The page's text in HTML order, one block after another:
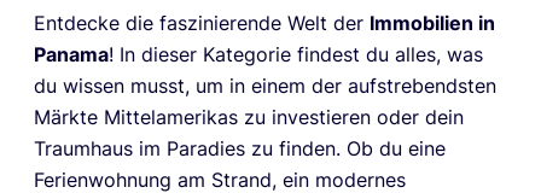
Entdecke die faszinierende Welt der Immobilien in
Panama! In dieser Kategorie findest du alles, was
du wissen musst, um in einem der aufstrebendsten
Märkte Mittelamerikas zu investieren oder dein
Traumhaus im Paradies zu finden. Ob du eine
Ferienwohnung am Strand, ein modernes